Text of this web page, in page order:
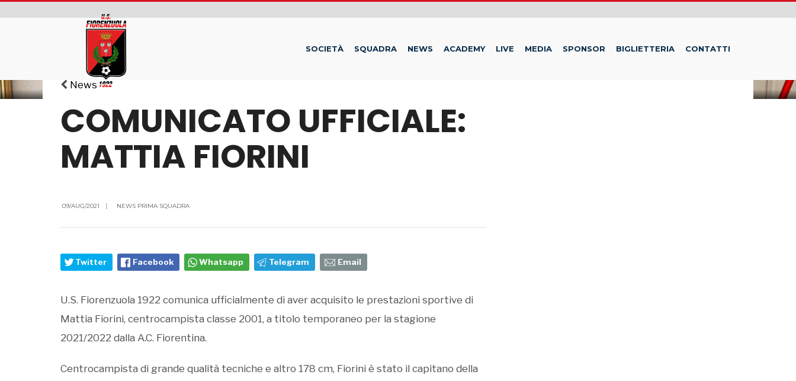
SOCIETÀ SQUADRA NEWS ACADEMY LIVE MEDIA SPONSOR BIGLIETTERIA CONTATTI
News
COMUNICATO UFFICIALE:
MATTIA FIORINI
09/AUG/2021 | NEWS PRIMA SQUADRA
Twitter Facebook Whatsapp Telegram Email
U.S. Fiorenzuola 1922 comunica ufficialmente di aver acquisito le prestazioni sportive di
Mattia Fiorini, centrocampista classe 2001, a titolo temporaneo per la stagione
2021/2022 dalla A.C. Fiorentina.
Centrocampista di grande qualità tecniche e altro 178 cm, Fiorini è stato il capitano della